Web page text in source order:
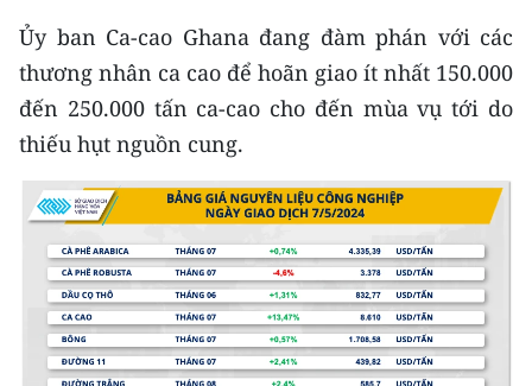
Media Kinh tế
Media Văn hóa
Media Xã hội
Media Pháp luật
Media Du lịch
Media Thế giới
Media Thể thao
Ủy ban Ca-cao Ghana đang đàm phán với các
thương nhân ca cao để hoãn giao ít nhất 150.000
đến 250.000 tấn ca-cao cho đến mùa vụ tới do
thiếu hụt nguồn cung.